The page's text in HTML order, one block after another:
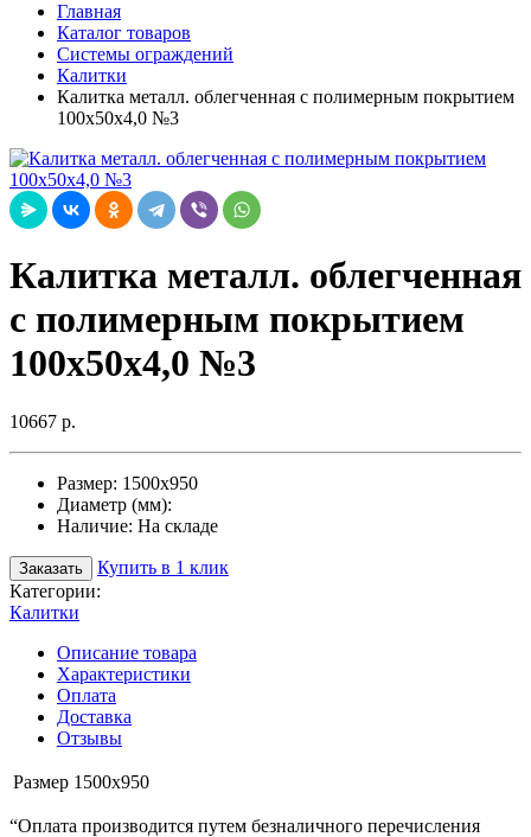
Главная
Каталог товаров
Системы ограждений
Калитки
Калитка металл. облегченная с полимерным покрытием
100х50х4,0 №3
Калитка металл. облегченная
с полимерным покрытием
100х50х4,0 №3
10667 р.
Размер: 1500х950
Диаметр (мм):
Наличие: На складе
Заказать
Купить в 1 клик
Категории:
Калитки
Описание товара
Характеристики
Оплата
Доставка
Отзывы
Размер 1500х950
“Оплата производится путем безналичного перечисления